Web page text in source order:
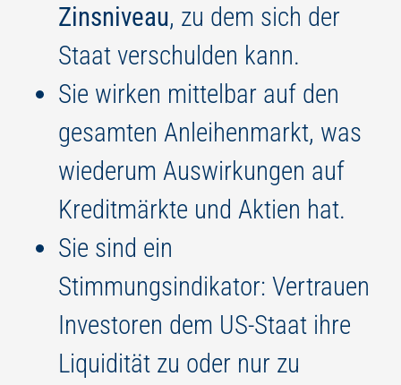
Zinsniveau, zu dem sich der
Staat verschulden kann.
Sie wirken mittelbar auf den
gesamten Anleihenmarkt, was
wiederum Auswirkungen auf
Kreditmärkte und Aktien hat.
Sie sind ein
Stimmungsindikator: Vertrauen
Investoren dem US-Staat ihre
Liquidität zu oder nur zu